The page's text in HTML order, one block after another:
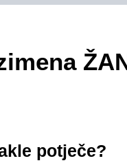
potječe?